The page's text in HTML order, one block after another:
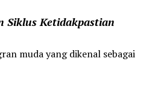
Siklus Ketidakpastian
muda yang dikenal sebagai